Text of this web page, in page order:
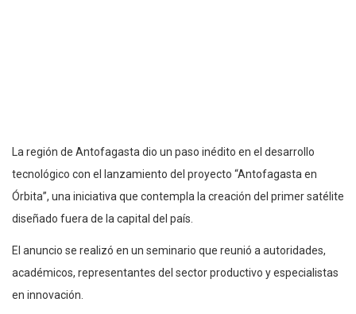
La región de Antofagasta dio un paso inédito en el desarrollo
tecnológico con el lanzamiento del proyecto “Antofagasta en
Órbita”, una iniciativa que contempla la creación del primer satélite
diseñado fuera de la capital del país.
El anuncio se realizó en un seminario que reunió a autoridades,
académicos, representantes del sector productivo y especialistas
en innovación.